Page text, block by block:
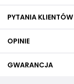
PYTANIA KLIENTÓW
OPINIE
GWARANCJA